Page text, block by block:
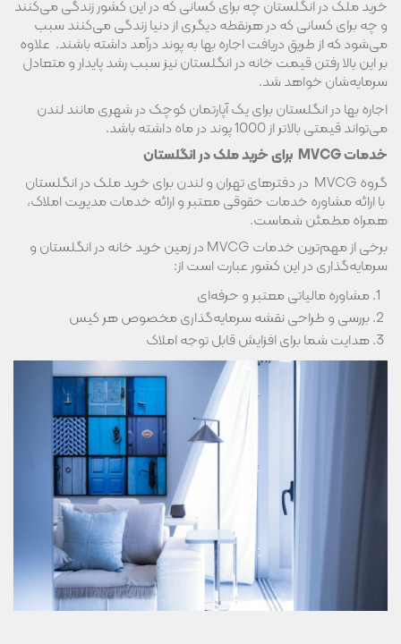
خرید ملک در انگلستان چه برای کسانی که در این کشور زندگی می‌کنند
و چه برای کسانی که در هرنقطه دیگری از دنیا زندگی می‌کنند سبب
می‌شود که از طریق دریافت اجاره بها به پوند درآمد داشته باشند. علاوه
بر این بالا رفتن قیمت خانه در انگلستان نیز سبب رشد پایدار و متعادل
سرمایه‌شان خواهد شد.
اجاره بها در انگلستان برای یک آپارتمان کوچک در شهری مانند لندن
می‌تواند قیمتی بالاتر از 1000 پوند در ماه داشته باشد.
خدماتMVCG برای خرید ملک در انگلستان
گروه MVCG در دفترهای تهران و لندن برای خرید ملک در انگلستان
با ارائه مشاوره خدمات حقوقی معتبر و ارائه خدمات مدیریت املاک،
همراه مطمئن شماست.
برخی از مهم‌ترین خدمات MVCG در زمین خرید خانه در انگلستان و
سرمایه‌گذاری در این کشور عبارت است از:
مشاوره مالیاتی معتبر و حرفه‌ای
بررسی و طراحی نقشه سرمایه‌گذاری مخصوص هر کیس
هدایت شما برای افزایش قابل توجه املاک